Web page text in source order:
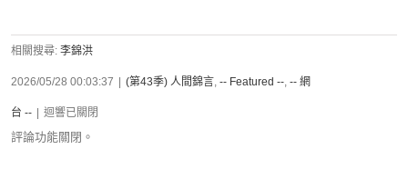
相關搜尋: 李錦洪
2026/05/28 00:03:37 (第43季) 人間錦言, -- Featured --, -- 網
台 -- 迴響已關閉
評論功能關閉。